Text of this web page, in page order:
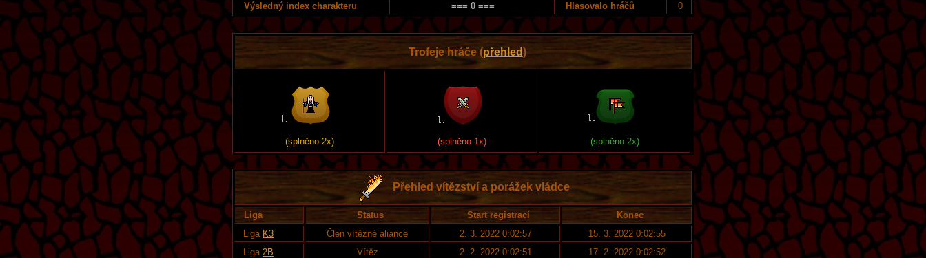
Výsledný index charakteru
=== 0 === Hlasovalo hráčů 0
Trofeje hráče (přehled)
(splněno 2x) (splněno 1x) (splněno 2x)
Přehled vítězství a porážek vládce
Liga Status Start registrací
Konec
Liga K3 Člen vítězné aliance 2. 3. 2022 0:02:57
15. 3. 2022 0:02:55
Liga 2B Vítěz 2. 2. 2022 0:02:51
17. 2. 2022 0:02:52